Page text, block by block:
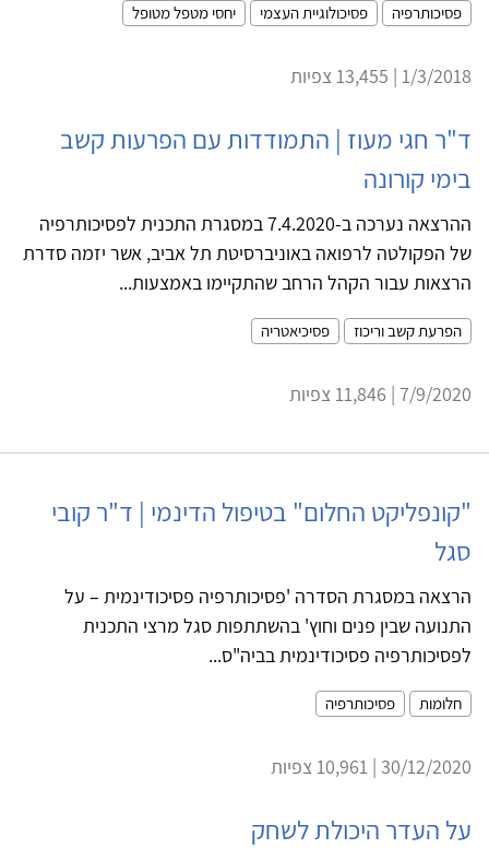
פסיכותרפיה פסיכולוגיית העצמי יחסי מטפל מטופל
1/3/2018 | 13,455 צפיות
ד"ר חגי מעוז | התמודדות עם הפרעות קשב
בימי קורונה
ההרצאה נערכה ב-7.4.2020 במסגרת התכנית לפסיכותרפיה
של הפקולטה לרפואה באוניברסיטת תל אביב, אשר יזמה סדרת
הרצאות עבור הקהל הרחב שהתקיימו באמצעות...
הפרעת קשב וריכוז פסיכיאטריה
7/9/2020 | 11,846 צפיות
"קונפליקט החלום" בטיפול הדינמי | ד"ר קובי
סגל
הרצאה במסגרת הסדרה 'פסיכותרפיה פסיכודינמית – על
התנועה שבין פנים וחוץ' בהשתתפות סגל מרצי התכנית
לפסיכותרפיה פסיכודינמית בביה"ס...
חלומות פסיכותרפיה
30/12/2020 | 10,961 צפיות
על העדר היכולת לשחק